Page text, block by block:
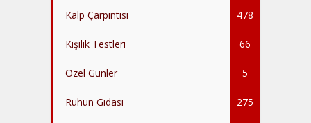
Kalp Çarpıntısı 478
Kişilik Testleri 66
Özel Günler 5
Ruhun Gıdası 275